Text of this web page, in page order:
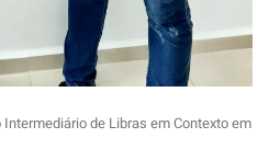
de Libras em Contexto em